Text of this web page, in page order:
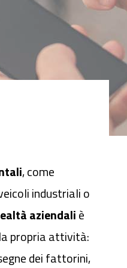
EUDI Wallet: i Servizi Fiduciari
qualificati sono le fondamenta
della nuova identità digitale
Bando Sviluppo competenze
specialistiche delle PMI
Bilancio con Firma
Contratti Freelance: veloci e sicuri
Nazionale dei Servizi
Firma Digitale: come richiederla
con SPID
, come
industriali o
aziendaliè
propria attività:
dei fattorini,